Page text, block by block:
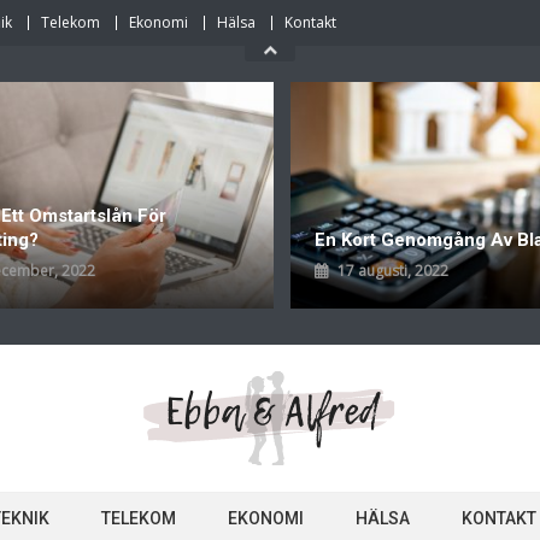
Telekom Ekonomi Hälsa Kontakt
Omstartslån För
2022
En Kort Genomgång Av
17 augusti, 2022
TELEKOM EKONOMI HÄLSA KONTAKT